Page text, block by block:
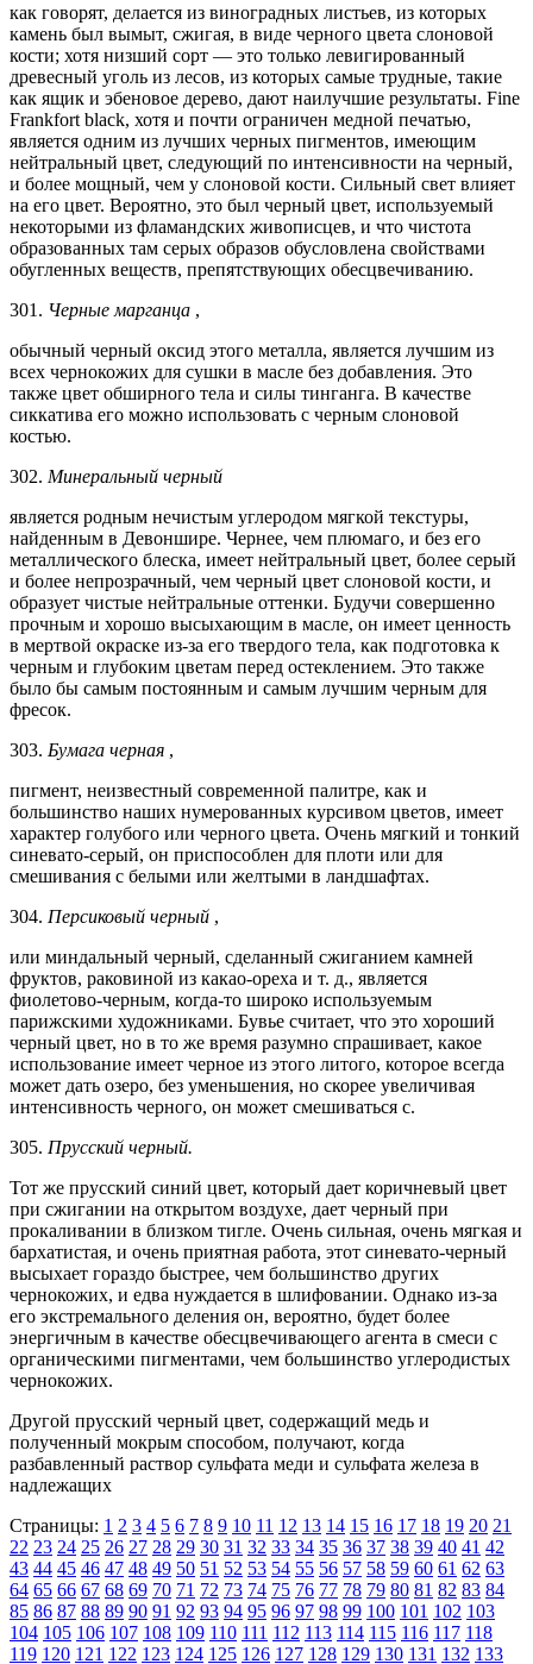
как говорят, делается из виноградных листьев, из которых
камень был вымыт, сжигая, в виде черного цвета слоновой
кости; хотя низший сорт — это только левигированный
древесный уголь из лесов, из которых самые трудные, такие
как ящик и эбеновое дерево, дают наилучшие результаты. Fine
Frankfort black, хотя и почти ограничен медной печатью,
является одним из лучших черных пигментов, имеющим
нейтральный цвет, следующий по интенсивности на черный,
и более мощный, чем у слоновой кости. Сильный свет влияет
на его цвет. Вероятно, это был черный цвет, используемый
некоторыми из фламандских живописцев, и что чистота
образованных там серых образов обусловлена ​​свойствами
обугленных веществ, препятствующих обесцвечиванию.
301. Черные марганца ,
обычный черный оксид этого металла, является лучшим из
всех чернокожих для сушки в масле без добавления. Это
также цвет обширного тела и силы тинганга. В качестве
сиккатива его можно использовать с черным слоновой
костью.
302. Минеральный черный
является родным нечистым углеродом мягкой текстуры,
найденным в Девоншире. Чернее, чем плюмаго, и без его
металлического блеска, имеет нейтральный цвет, более серый
и более непрозрачный, чем черный цвет слоновой кости, и
образует чистые нейтральные оттенки. Будучи совершенно
прочным и хорошо высыхающим в масле, он имеет ценность
в мертвой окраске из-за его твердого тела, как подготовка к
черным и глубоким цветам перед остеклением. Это также
было бы самым постоянным и самым лучшим черным для
фресок.
303. Бумага черная ,
пигмент, неизвестный современной палитре, как и
большинство наших нумерованных курсивом цветов, имеет
характер голубого или черного цвета. Очень мягкий и тонкий
синевато-серый, он приспособлен для плоти или для
смешивания с белыми или желтыми в ландшафтах.
304. Персиковый черный ,
или миндальный черный, сделанный сжиганием камней
фруктов, раковиной из какао-ореха и т. д., является
фиолетово-черным, когда-то широко используемым
парижскими художниками. Бувье считает, что это хороший
черный цвет, но в то же время разумно спрашивает, какое
использование имеет черное из этого литого, которое всегда
может дать озеро, без уменьшения, но скорее увеличивая
интенсивность черного, он может смешиваться с.
305. Прусский черный.
Тот же прусский синий цвет, который дает коричневый цвет
при сжигании на открытом воздухе, дает черный при
прокаливании в близком тигле. Очень сильная, очень мягкая и
бархатистая, и очень приятная работа, этот синевато-черный
высыхает гораздо быстрее, чем большинство других
чернокожих, и едва нуждается в шлифовании. Однако из-за
его экстремального деления он, вероятно, будет более
энергичным в качестве обесцвечивающего агента в смеси с
органическими пигментами, чем большинство углеродистых
чернокожих.
Другой прусский черный цвет, содержащий медь и
полученный мокрым способом, получают, когда
разбавленный раствор сульфата меди и сульфата железа в
надлежащих
Страницы: 1 2 3 4 5 6 7 8 9 10 11 12 13 14 15 16 17 18 19 20 21
22 23 24 25 26 27 28 29 30 31 32 33 34 35 36 37 38 39 40 41 42
43 44 45 46 47 48 49 50 51 52 53 54 55 56 57 58 59 60 61 62 63
64 65 66 67 68 69 70 71 72 73 74 75 76 77 78 79 80 81 82 83 84
85 86 87 88 89 90 91 92 93 94 95 96 97 98 99 100 101 102 103
104 105 106 107 108 109 110 111 112 113 114 115 116 117 118
119 120 121 122 123 124 125 126 127 128 129 130 131 132 133